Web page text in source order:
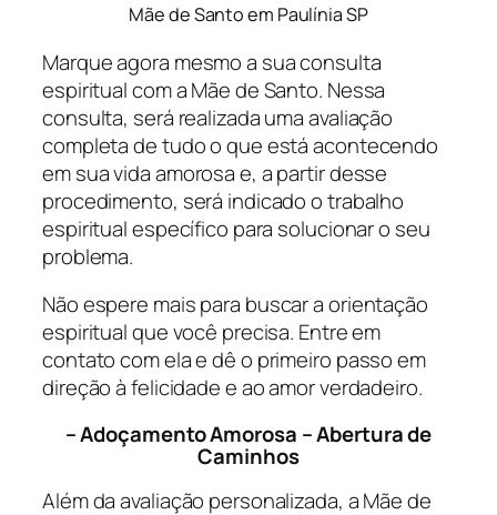
Mãe de Santo em Paulínia SP
Marque agora mesmo a sua consulta
espiritual com a Mãe de Santo. Nessa
consulta, será realizada uma avaliação
completa de tudo o que está acontecendo
em sua vida amorosa e, a partir desse
procedimento, será indicado o trabalho
espiritual específico para solucionar o seu
problema.
Não espere mais para buscar a orientação
espiritual que você precisa. Entre em
contato com ela e dê o primeiro passo em
direção à felicidade e ao amor verdadeiro.
– Adoçamento Amorosa – Abertura de
Caminhos
Além da avaliação personalizada, a Mãe de